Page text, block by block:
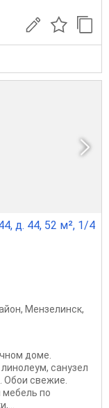
д. 44, 52 м², 1/4
, Мензелинск,
доме.
санузел
Обои свежие.
мебель по